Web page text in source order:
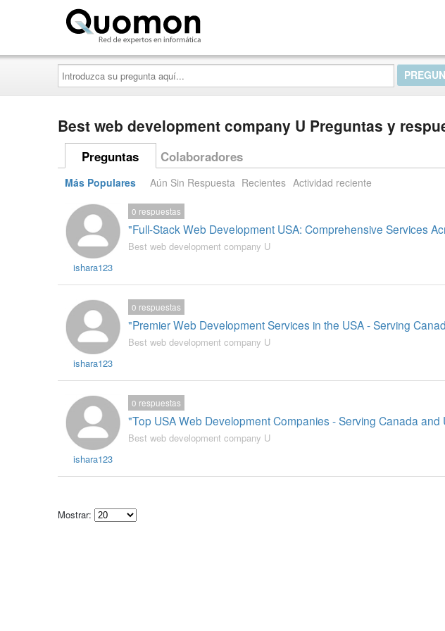
Introduzca
su
pregunta
aquí...
Best web development company U Preguntas y
Preguntas Colaboradores
Más Populares Aún Sin Respuesta Recientes Actividad reciente
ishara123
"Full-Stack Web Development USA: Comprehensive Services
0 respuestas
Best web development company U
ishara123
"Premier Web Development Services in the USA - Serving
0 respuestas
Best web development company U
ishara123
"Top USA Web Development Companies - Serving Canada and
0 respuestas
Best web development company U
Mostrar: